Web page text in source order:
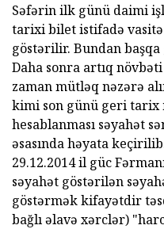
Səfərin ilk günü daimi
tarixi bilet istifadə
göstərilir. Bundan
Daha sonra artıq növbəti
zaman mütləq nəzərə
kimi son günü geri tarix
hesablanması səyahət
əsasında həyata
29.12.2014 il güc
səyahət göstərilən
göstərmək kifayətdir
bağlı əlavə xərclər)